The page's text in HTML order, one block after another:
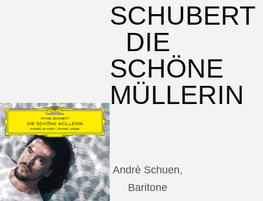
SCHUBERT
DIE
SCHÖNE
MÜLLERIN
Andrè Schuen,
Baritone